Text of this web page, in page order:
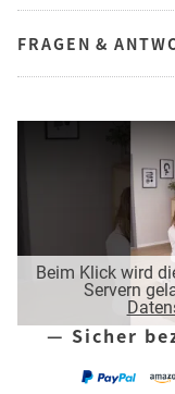
FRAGEN &
Beim Klick wird
Servern
— Sicher